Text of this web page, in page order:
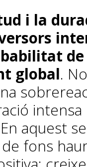
i la
de
global.
aquest
fons